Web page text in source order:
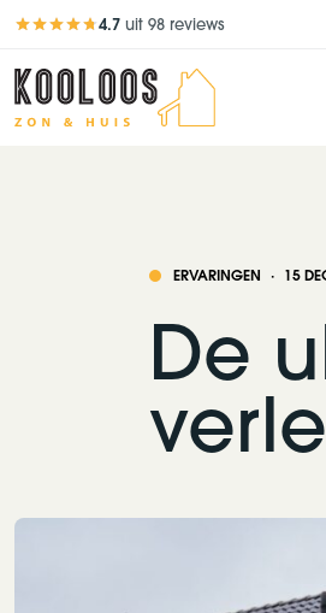
Beoordeling 4,7 van 5
4.7 uit 98 reviews
ERVARINGEN · 15
De